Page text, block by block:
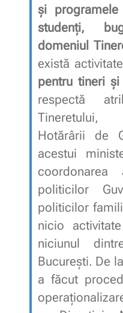
și
studenți,
domeniul
există
pentru tineri și
respectă
Tineretului,
Hotărârii de
acestui
politicilor
politicilor
nicio
niciunul
București. De
a făcut